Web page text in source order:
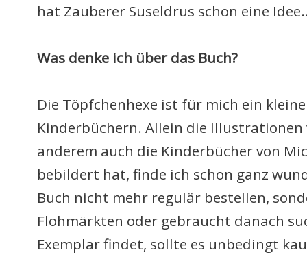
hat Zauberer Suseldrus schon eine
Was denke ich über das Buch?
Die Töpfchenhexe ist für mich ein
Kinderbüchern. Allein die Illustrationen
anderem auch die Kinderbücher von
bebildert hat, finde ich schon ganz
Buch nicht mehr regulär bestellen,
Flohmärkten oder gebraucht danach
Exemplar findet, sollte es unbedingt